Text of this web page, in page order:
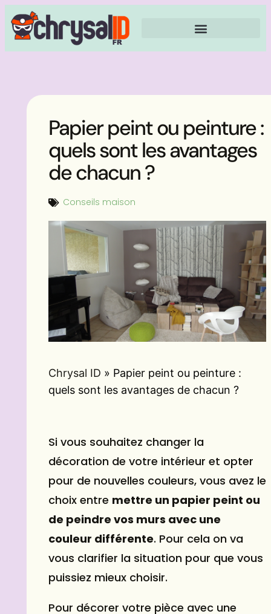
Papier peint ou peinture :
quels sont les avantages
de chacun ?
Conseils maison
Chrysal ID » Papier peint ou peinture :
quels sont les avantages de chacun ?
Si vous souhaitez changer la
décoration de votre intérieur et opter
pour de nouvelles couleurs, vous avez le
choix entre mettre un papier peint ou
de peindre vos murs avec une
couleur différente. Pour cela on va
vous clarifier la situation pour que vous
puissiez mieux choisir.
Pour décorer votre pièce avec une